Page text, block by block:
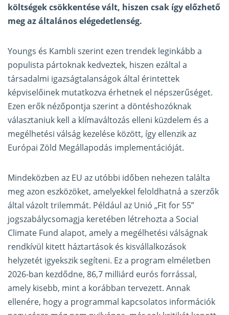
költségek csökkentése vált, hiszen csak így előzhető
meg az általános elégedetlenség.
Youngs és Kambli szerint ezen trendek leginkább a
populista pártoknak kedveztek, hiszen ezáltal a
társadalmi igazságtalanságok által érintettek
képviselőinek mutatkozva érhetnek el népszerűséget.
Ezen erők nézőpontja szerint a döntéshozóknak
választaniuk kell a klímaváltozás elleni küzdelem és a
megélhetési válság kezelése között, így ellenzik az
Európai Zöld Megállapodás implementációját.
Mindeközben az EU az utóbbi időben nehezen találta
meg azon eszközöket, amelyekkel feloldhatná a szerzők
által vázolt trilemmát. Például az Unió „Fit for 55”
jogszabálycsomagja keretében létrehozta a Social
Climate Fund alapot, amely a megélhetési válságnak
rendkívül kitett háztartások és kisvállalkozások
helyzetét igyekszik segíteni. Ez a program elméletben
2026-ban kezdődne, 86,7 milliárd eurós forrással,
amely kisebb, mint a korábban tervezett. Annak
ellenére, hogy a programmal kapcsolatos információk